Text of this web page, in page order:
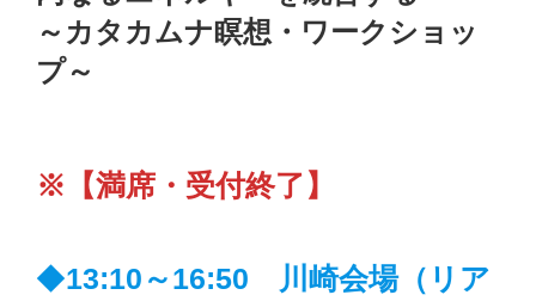
～カタカムナ瞑想・ワークショッ
プ～
※【満席・受付終了】
◆13:10～16:50 川崎会場（リア